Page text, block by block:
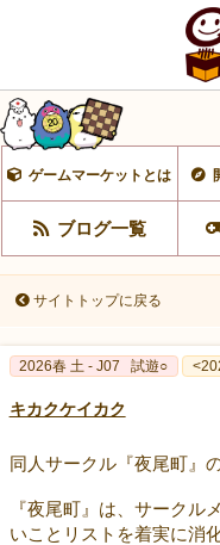
ゲームマーケットとは
ブログ一覧
サイトトップに戻る
2026春 土 - J07 試遊○
キカクケイカク
同人サークル『夜尾町』
『夜尾町』は、サークル
いことリストを着実に消